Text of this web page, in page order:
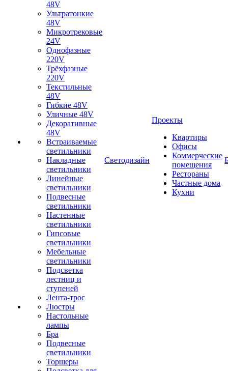
48V
Ультратонкие
48V
Микротрековые
24V
Однофазные
220V
Трёхфазные
220V
Текстильные
48V
Гибкие 48V
Уличные 48V
Декоративные
48V
Встраиваемые
светильники
Накладные
светильники
Линейные
светильники
Подвесные
светильники
Настенные
светильники
Гипсовые
светильники
Мебельные
светильники
Подсветка
лестниц и
ступеней
Лента-трос
Люстры
Настольные
лампы
Бра
Подвесные
светильники
Торшеры
Светодизайн
Проекты
Квартиры
Офисы
Коммерческие
помещения
Рестораны
Частные дома
Кухни